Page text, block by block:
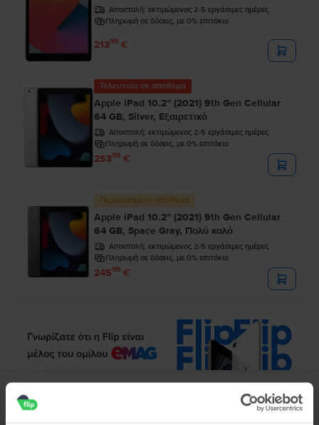
Αποστολή: εκτιμώμενος 2-5 εργάσιμες ημέρες
Πληρωμή σε δόσεις, με 0% επιτόκιο
21399 €
Τελευταίο σε απόθεμα
Apple iPad 10.2” (2021) 9th Gen Cellular
64 GB, Silver, Εξαιρετικό
Αποστολή: εκτιμώμενος 2-5 εργάσιμες ημέρες
Πληρωμή σε δόσεις, με 0% επιτόκιο
25399 €
Περιορισμένο απόθεμα
Apple iPad 10.2” (2021) 9th Gen Cellular
64 GB, Space Gray, Πολύ καλό
Αποστολή: εκτιμώμενος 2-5 εργάσιμες ημέρες
Πληρωμή σε δόσεις, με 0% επιτόκιο
24599 €
Περιγραφή